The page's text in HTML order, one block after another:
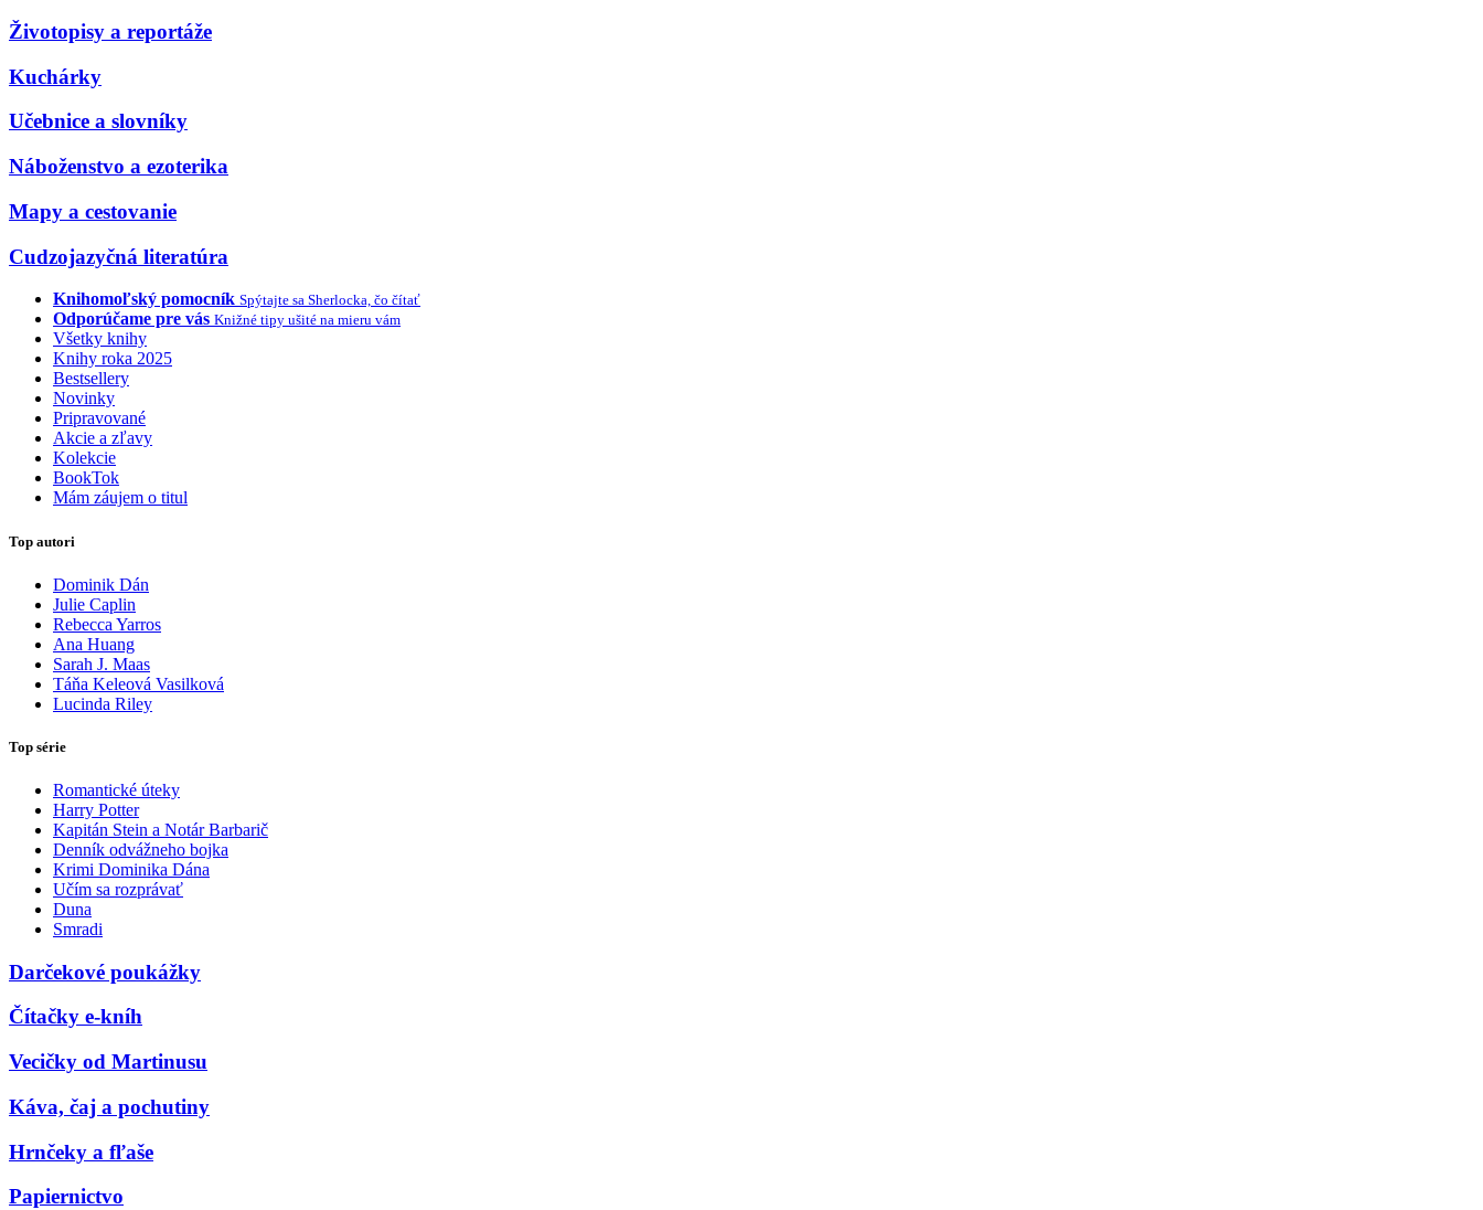
Životopisy a reportáže
Kuchárky
Učebnice a slovníky
Náboženstvo a ezoterika
Mapy a cestovanie
Cudzojazyčná literatúra
Knihomoľský pomocník Spýtajte sa Sherlocka, čo čítať
Odporúčame pre vás Knižné tipy ušité na mieru vám
Všetky knihy
Knihy roka 2025
Bestsellery
Novinky
Pripravované
Akcie a zľavy
Kolekcie
BookTok
Mám záujem o titul
Top autori
Dominik Dán
Julie Caplin
Rebecca Yarros
Ana Huang
Sarah J. Maas
Táňa Keleová Vasilková
Lucinda Riley
Top série
Romantické úteky
Harry Potter
Kapitán Stein a Notár Barbarič
Denník odvážneho bojka
Krimi Dominika Dána
Učím sa rozprávať
Duna
Smradi
Darčekové poukážky
Čítačky e-kníh
Vecičky od Martinusu
Káva, čaj a pochutiny
Hrnčeky a fľaše
Papiernictvo